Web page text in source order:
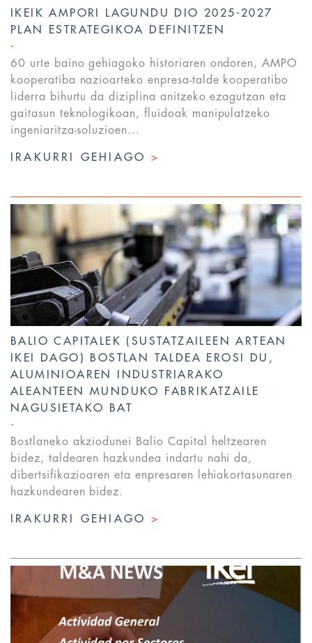
IKEIK AMPORI LAGUNDU DIO 2025-2027
PLAN ESTRATEGIKOA DEFINITZEN
60 urte baino gehiagoko historiaren ondoren, AMPO
kooperatiba nazioarteko enpresa-talde kooperatibo
liderra bihurtu da diziplina anitzeko ezagutzan eta
gaitasun teknologikoan, fluidoak manipulatzeko
ingeniaritza-soluzioen...
IRAKURRI GEHIAGO>
BALIO CAPITALEK (SUSTATZAILEEN ARTEAN
IKEI DAGO) BOSTLAN TALDEA EROSI DU,
ALUMINIOAREN INDUSTRIARAKO
ALEANTEEN MUNDUKO FABRIKATZAILE
NAGUSIETAKO BAT
Bostlaneko akziodunei Balio Capital heltzearen
bidez, taldearen hazkundea indartu nahi da,
dibertsifikazioaren eta enpresaren lehiakortasunaren
hazkundearen bidez.
IRAKURRI GEHIAGO>